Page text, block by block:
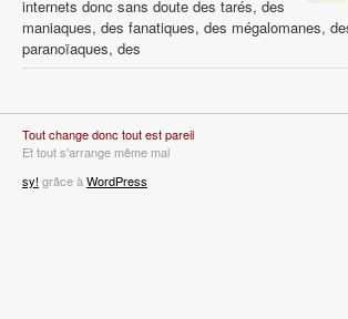
internets donc sans doute des tarés, des
maniaques, des fanatiques, des mégalomanes,
paranoïaques, des
Tout change donc tout est pareil
Et tout s'arrange même mal
sy! grâce à WordPress